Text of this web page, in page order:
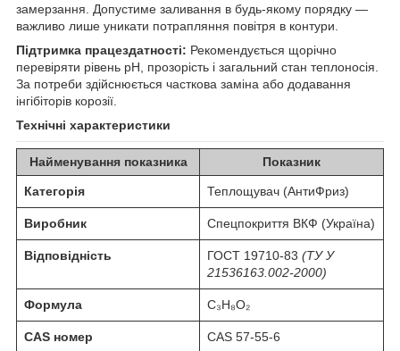
замерзання. Допустиме заливання в будь-якому порядку —
важливо лише уникати потрапляння повітря в контури.
Підтримка працездатності: Рекомендується щорічно
перевіряти рівень pH, прозорість і загальний стан теплоносія.
За потреби здійснюється часткова заміна або додавання
інгібіторів корозії.
Технічні характеристики
Найменування показника Показник
Категорія Теплощувач (АнтиФриз)
Виробник Спецпокриття ВКФ (Україна)
Відповідність ГОСТ 19710-83 (ТУ У
21536163.002-2000)
Формула C₃H₈O₂
CAS номер CAS 57-55-6